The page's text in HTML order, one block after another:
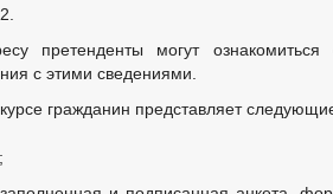
претенденты могут
с этими сведениями.
гражданин представляет